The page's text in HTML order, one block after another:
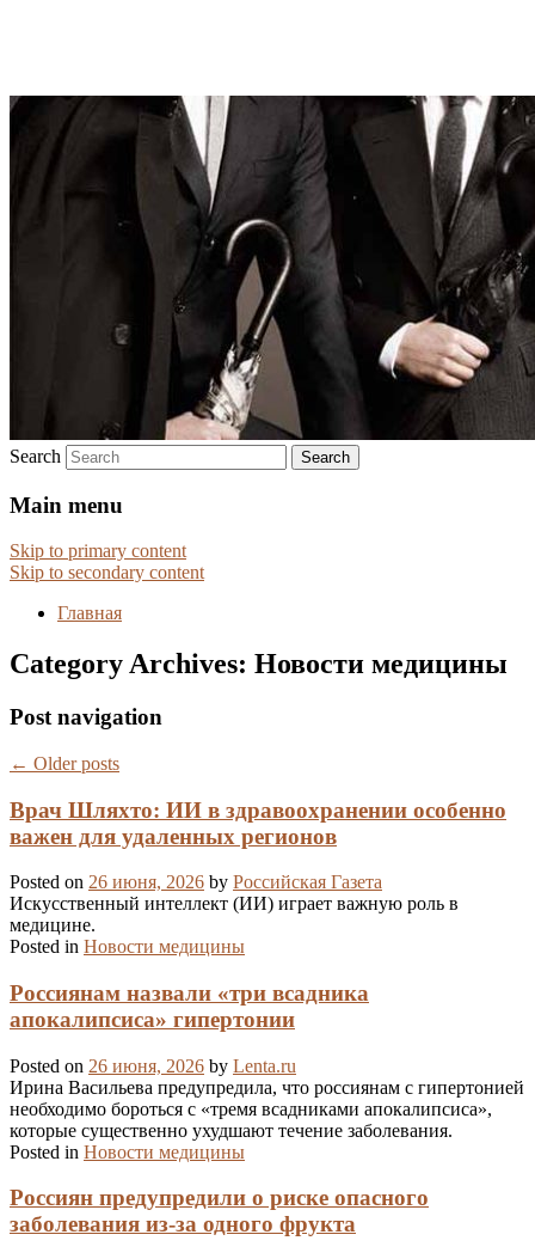
Search
Main menu
Skip to primary content
Skip to secondary content
Главная
Category Archives: Новости медицины
Post navigation
← Older posts
Врач Шляхто: ИИ в здравоохранении особенно
важен для удаленных регионов
Posted on 26 июня, 2026 by Российская Газета
Искусственный интеллект (ИИ) играет важную роль в
медицине.
Posted in Новости медицины
Россиянам назвали «три всадника
апокалипсиса» гипертонии
Posted on 26 июня, 2026 by Lenta.ru
Ирина Васильева предупредила, что россиянам с гипертонией
необходимо бороться с «тремя всадниками апокалипсиса»,
которые существенно ухудшают течение заболевания.
Posted in Новости медицины
Россиян предупредили о риске опасного
заболевания из-за одного фрукта